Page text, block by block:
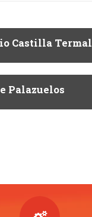
Castilla Termal
Palazuelos